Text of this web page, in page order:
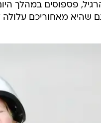
פספוסים במהלך
מאחוריכם עלולה